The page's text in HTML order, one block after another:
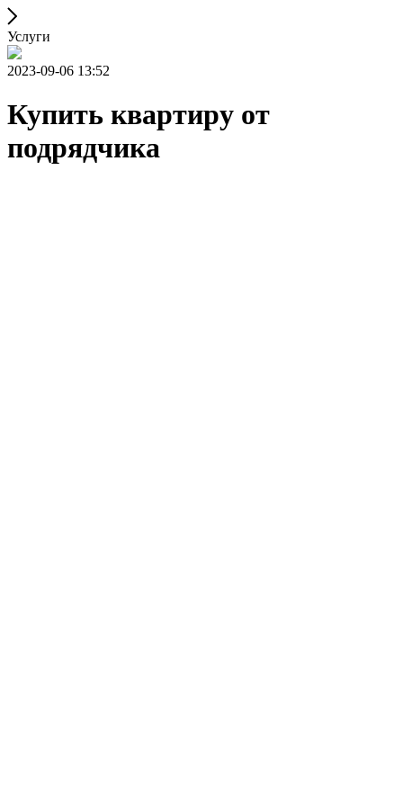
Услуги
2023-09-06 13:52
Купить квартиру от
подрядчика